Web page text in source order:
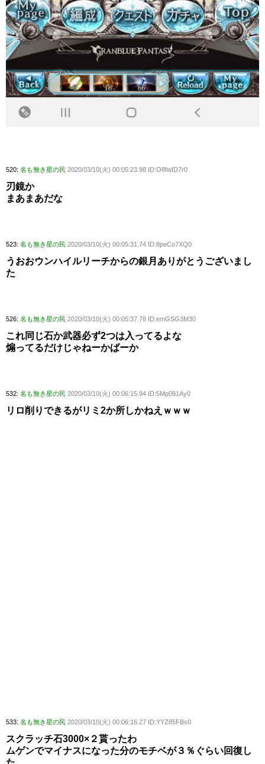
520: 名も無き星の民 2020/03/10(火) 00:05:23.98 ID:O8fwID7r0
刃鏡か
まあまあだな
523: 名も無き星の民 2020/03/10(火) 00:05:31.74 ID:8peCo7XQ0
うおおウンハイルリーチからの銀月ありがとうございまし
た
526: 名も無き星の民 2020/03/10(火) 00:05:37.78 ID:emGSG3M30
これ同じ石か武器必ず2つは入ってるよな
煽ってるだけじゃねーかばーか
532: 名も無き星の民 2020/03/10(火) 00:06:15.94 ID:5Mp091Ay0
リロ削りできるがリミ2か所しかねえｗｗｗ
533: 名も無き星の民 2020/03/10(火) 00:06:16.27 ID:YYZ85FBs0
スクラッチ石3000×２貰ったわ
ムゲンでマイナスになった分のモチベが３％ぐらい回復し